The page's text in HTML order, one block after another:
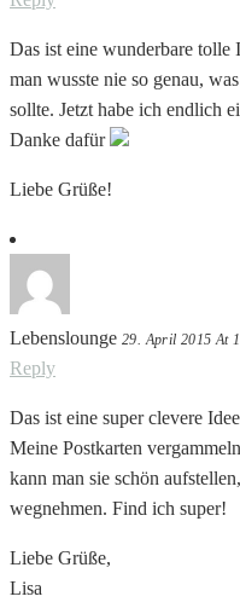
Das ist eine wunderbare
man wusste nie so genau,
sollte. Jetzt habe ich endlich
Danke dafür
Liebe Grüße!
Lebenslounge 29. April 2015 At
Reply
Das ist eine super clevere
Meine Postkarten
kann man sie schön
wegnehmen. Find ich super!
Liebe Grüße,
Lisa